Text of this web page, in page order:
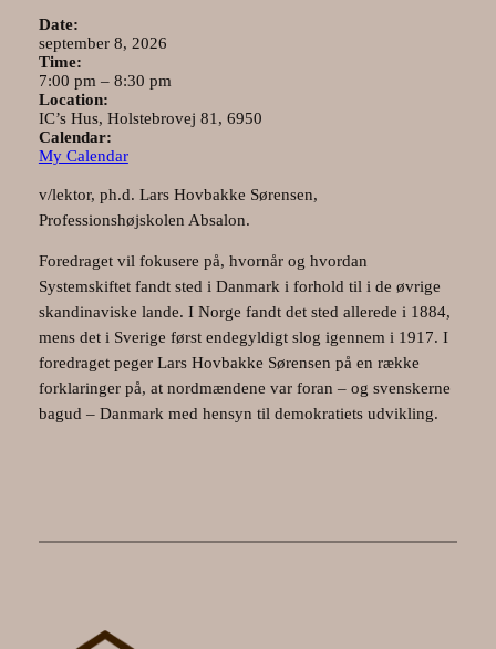
Date:
september 8, 2026
Time:
7:00 pm – 8:30 pm
Location:
IC’s Hus, Holstebrovej 81, 6950
Calendar:
My Calendar
v/lektor, ph.d. Lars Hovbakke Sørensen,
Professionshøjskolen Absalon.
Foredraget vil fokusere på, hvornår og hvordan
Systemskiftet fandt sted i Danmark i forhold til i de øvrige
skandinaviske lande. I Norge fandt det sted allerede i 1884,
mens det i Sverige først endegyldigt slog igennem i 1917. I
foredraget peger Lars Hovbakke Sørensen på en række
forklaringer på, at nordmændene var foran – og svenskerne
bagud – Danmark med hensyn til demokratiets udvikling.